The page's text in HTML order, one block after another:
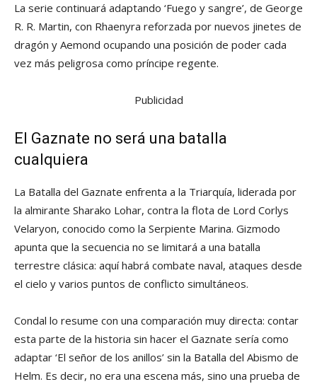
La serie continuará adaptando ‘Fuego y sangre’, de George
R. R. Martin, con Rhaenyra reforzada por nuevos jinetes de
dragón y Aemond ocupando una posición de poder cada
vez más peligrosa como príncipe regente.
Publicidad
El Gaznate no será una batalla
cualquiera
La Batalla del Gaznate enfrenta a la Triarquía, liderada por
la almirante Sharako Lohar, contra la flota de Lord Corlys
Velaryon, conocido como la Serpiente Marina. Gizmodo
apunta que la secuencia no se limitará a una batalla
terrestre clásica: aquí habrá combate naval, ataques desde
el cielo y varios puntos de conflicto simultáneos.
Condal lo resume con una comparación muy directa: contar
esta parte de la historia sin hacer el Gaznate sería como
adaptar ‘El señor de los anillos’ sin la Batalla del Abismo de
Helm. Es decir, no era una escena más, sino una prueba de